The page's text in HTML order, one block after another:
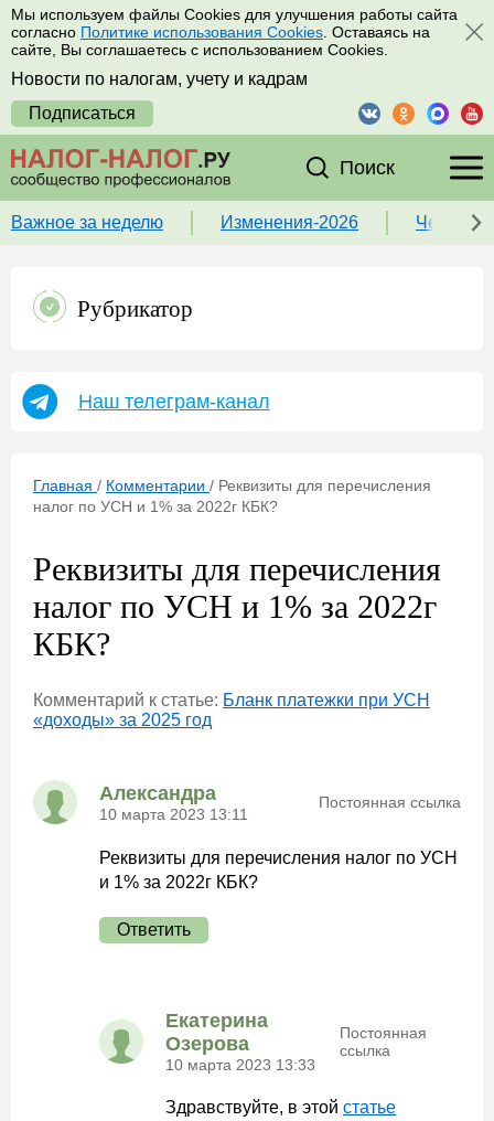
Мы используем файлы Cookies для улучшения работы сайта
согласно Политике использования Cookies . Оставаясь на
сайте, Вы соглашаетесь с использованием Cookies.
Новости по налогам, учету и кадрам
Подписаться
Поиск
Важное за неделю Изменения-2026 Чек-
Рубрикатор
Наш телеграм-канал
Главная / Комментарии / Реквизиты для перечисления
налог по УСН и 1% за 2022г КБК?
Реквизиты для перечисления
налог по УСН и 1% за 2022г
КБК?
Комментарий к статье: Бланк платежки при УСН
«доходы» за 2025 год
Александра
10 марта 2023 13:11
Постоянная ссылка
Реквизиты для перечисления налог по УСН
и 1% за 2022г КБК?
Ответить
Екатерина
Озерова
10 марта 2023 13:33
Постоянная
ссылка
Здравствуйте, в этой статье